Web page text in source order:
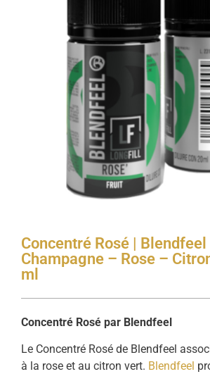
Concentré Rosé | Blendfeel
Champagne – Rose –
ml
Concentré Rosé par Blendfeel
Le Concentré Rosé de Blendfeel
à la rose et au citron vert. Blendfeel